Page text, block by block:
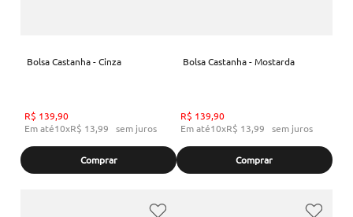
Bolsa Castanha - Cinza
R$ 139,90
Em até10xR$ 13,99 sem juros
Comprar
Bolsa Castanha - Mostarda
R$ 139,90
Em até10xR$ 13,99 sem juros
Comprar